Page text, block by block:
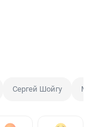
Сергей Шойгу